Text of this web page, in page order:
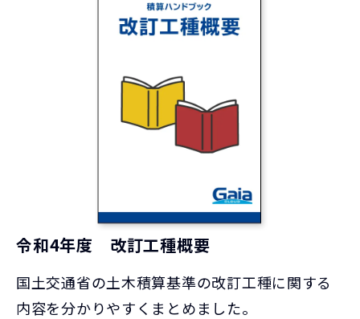
令和4年度 改訂工種概要
国土交通省の土木積算基準の改訂工種に関する
内容を分かりやすくまとめました。